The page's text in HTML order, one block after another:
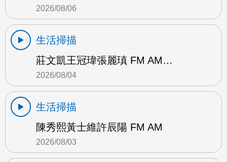
2026/08/06
生活掃描
莊文凱王冠瑋張麗瑱 FM AM…
2026/08/04
生活掃描
陳秀熙黃士維許辰陽 FM AM
2026/08/03